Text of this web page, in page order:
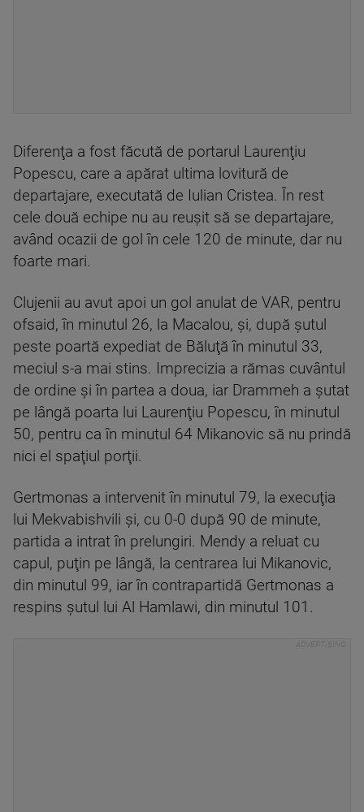
Diferenţa a fost făcută de portarul Laurenţiu
Popescu, care a apărat ultima lovitură de
departajare, executată de Iulian Cristea. În rest
cele două echipe nu au reuşit să se departajare,
având ocazii de gol în cele 120 de minute, dar nu
foarte mari.
Clujenii au avut apoi un gol anulat de VAR, pentru
ofsaid, în minutul 26, la Macalou, şi, după şutul
peste poartă expediat de Băluţă în minutul 33,
meciul s-a mai stins. Imprecizia a rămas cuvântul
de ordine şi în partea a doua, iar Drammeh a şutat
pe lângă poarta lui Laurenţiu Popescu, în minutul
50, pentru ca în minutul 64 Mikanovic să nu prindă
nici el spaţiul porţii.
Gertmonas a intervenit în minutul 79, la execuţia
lui Mekvabishvili şi, cu 0-0 după 90 de minute,
partida a intrat în prelungiri. Mendy a reluat cu
capul, puţin pe lângă, la centrarea lui Mikanovic,
din minutul 99, iar în contrapartidă Gertmonas a
respins şutul lui Al Hamlawi, din minutul 101.